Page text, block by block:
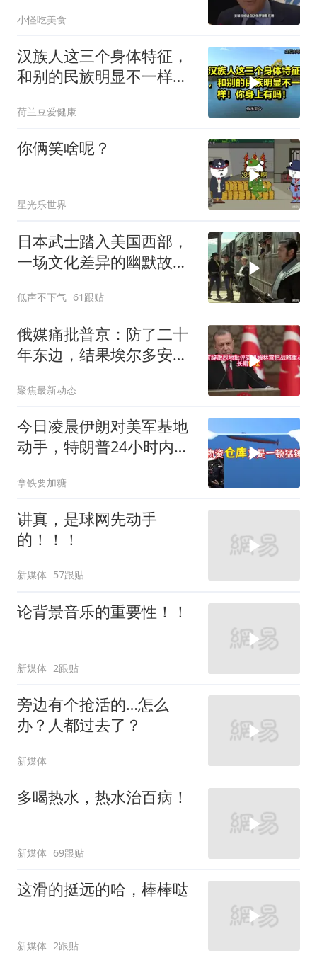
小怪吃美食
汉族人这三个身体特征，
和别的民族明显不一样！
荷兰豆爱健康
你俩笑啥呢？
星光乐世界
日本武士踏入美国西部，
一场文化差异的幽默故事
低声不下气 61跟贴
俄媒痛批普京：防了二十
年东边，结果埃尔多安把
聚焦最新动态
今日凌晨伊朗对美军基地
动手，特朗普24小时内服
拿铁要加糖
讲真，是球网先动手
的！！！
新媒体 57跟贴
论背景音乐的重要性！！
新媒体 2跟贴
旁边有个抢活的…怎么
办？人都过去了？
新媒体
多喝热水，热水治百病！
新媒体 69跟贴
这滑的挺远的哈，棒棒哒
新媒体 2跟贴